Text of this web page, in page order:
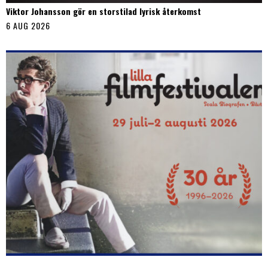
Viktor Johansson gör en storstilad lyrisk återkomst
6 AUG 2026